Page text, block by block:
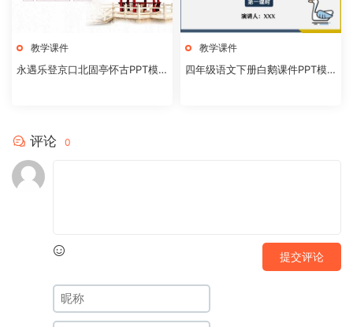
教学课件
永遇乐登京口北固亭怀古PPT模
教学课件
四年级语文下册白鹅课件PPT模
评论 0
提交评论